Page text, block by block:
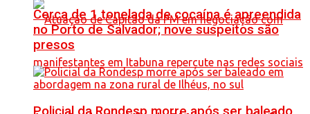
Cerca de 1 tonelada de cocaína é apreendida
no Porto de Salvador; nove suspeitos são
presos